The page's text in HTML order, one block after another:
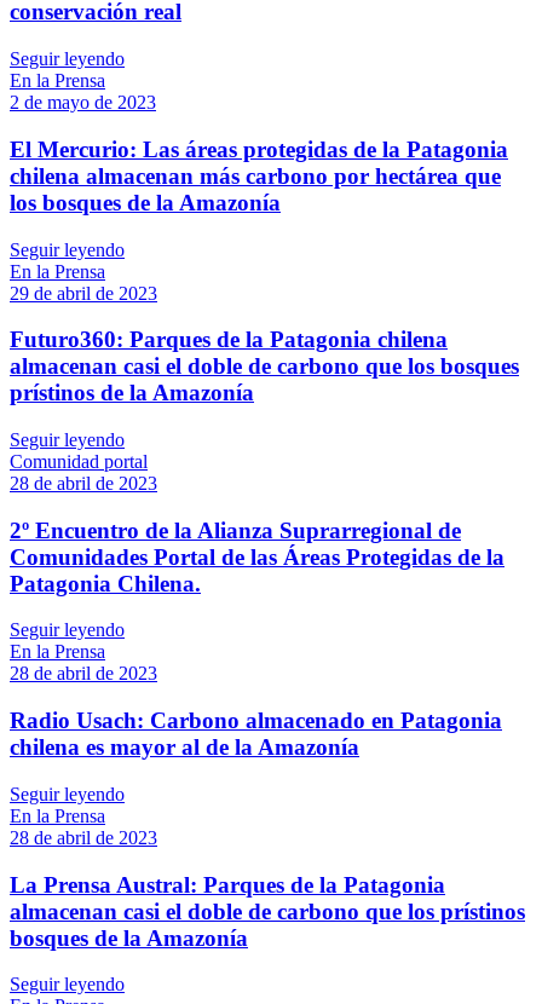
conservación real
Seguir leyendo
En la Prensa
2 de mayo de 2023
El Mercurio: Las áreas protegidas de la Patagonia
chilena almacenan más carbono por hectárea que
los bosques de la Amazonía
Seguir leyendo
En la Prensa
29 de abril de 2023
Futuro360: Parques de la Patagonia chilena
almacenan casi el doble de carbono que los bosques
prístinos de la Amazonía
Seguir leyendo
Comunidad portal
28 de abril de 2023
2º Encuentro de la Alianza Suprarregional de
Comunidades Portal de las Áreas Protegidas de la
Patagonia Chilena.
Seguir leyendo
En la Prensa
28 de abril de 2023
Radio Usach: Carbono almacenado en Patagonia
chilena es mayor al de la Amazonía
Seguir leyendo
En la Prensa
28 de abril de 2023
La Prensa Austral: Parques de la Patagonia
almacenan casi el doble de carbono que los prístinos
bosques de la Amazonía
Seguir leyendo